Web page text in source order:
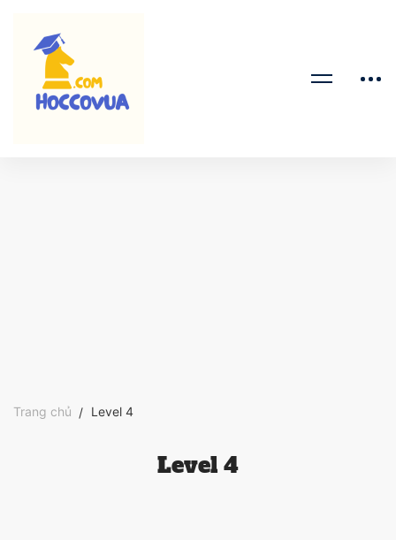
Trang chủ Level 4
Level 4